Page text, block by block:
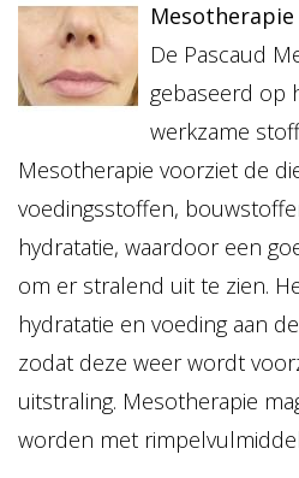
Mesotherapie
De Pascaud
gebaseerd op
werkzame
Mesotherapie voorziet de
voedingsstoffen,
hydratatie, waardoor een
om er stralend uit te zien.
hydratatie en voeding aan
zodat deze weer wordt
uitstraling. Mesotherapie
worden met